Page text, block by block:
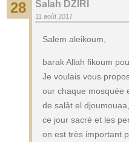
28 Salah DZIRI
11 août 2017
Salem aleikoum,
barak Allah fikoum
Je voulais vous
our chaque mosquée
de salât el
ce jour sacré et les
on est très important